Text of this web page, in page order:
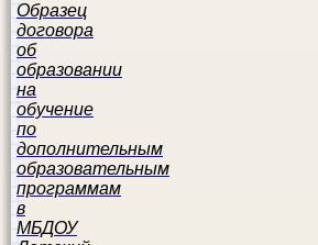
Образец
договора
об
образовании
на
обучение
по
дополнительным
образовательным
программам
в
МБДОУ